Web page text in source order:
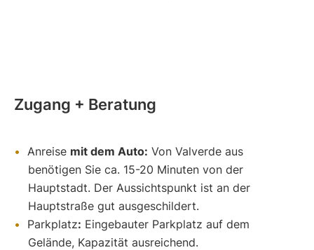
Zugang + Beratung
Anreise mit dem Auto: Von Valverde aus
benötigen Sie ca. 15-20 Minuten von der
Hauptstadt. Der Aussichtspunkt ist an der
Hauptstraße gut ausgeschildert.
Parkplatz: Eingebauter Parkplatz auf dem
Gelände, Kapazität ausreichend.